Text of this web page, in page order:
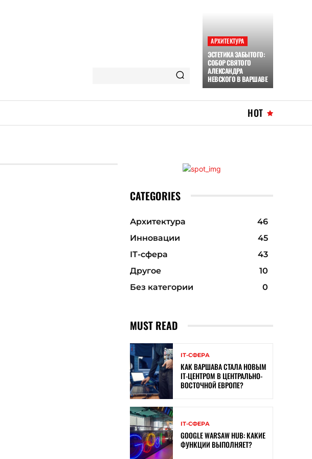
АРХИТЕКТУРА
ЭСТЕТИКА ЗАБЫТОГО:
СОБОР СВЯТОГО
АЛЕКСАНДРА
НЕВСКОГО В ВАРШАВЕ
HOT
CATEGORIES
Архитектура
46
Инновации
45
ІТ-сфера
43
Другое
10
Без категории
0
MUST READ
ІТ-СФЕРА
КАК ВАРШАВА СТАЛА НОВЫМ
IT-ЦЕНТРОМ В ЦЕНТРАЛЬНО-
ВОСТОЧНОЙ ЕВРОПЕ?
ІТ-СФЕРА
GOOGLE WARSAW HUB: КАКИЕ
ФУНКЦИИ ВЫПОЛНЯЕТ?